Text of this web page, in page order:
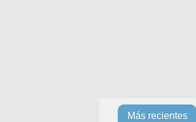
Más recientes